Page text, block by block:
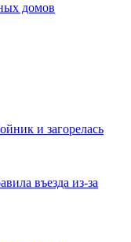
домов
и загорелась
въезда из-за